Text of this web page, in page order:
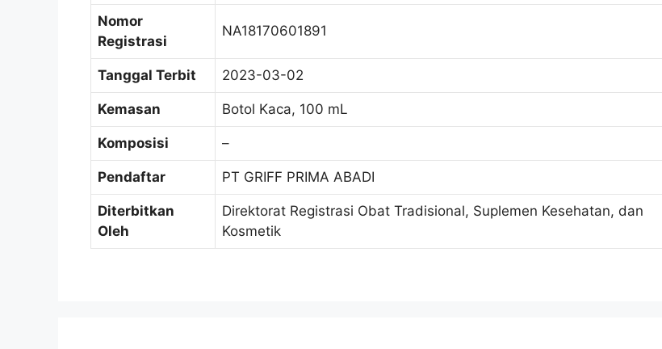
Nomor
Registrasi
NA18170601891
Tanggal Terbit 2023-03-02
Kemasan Botol Kaca, 100 mL
Komposisi –
Pendaftar PT GRIFF PRIMA ABADI
Diterbitkan
Oleh
Direktorat Registrasi Obat Tradisional, Suplemen Kesehatan, dan
Kosmetik